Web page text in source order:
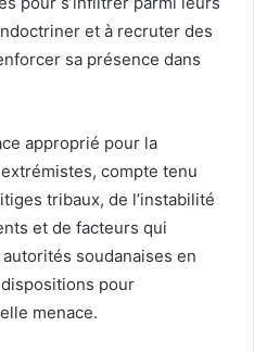
et à recruter des
sa présence dans
approprié pour la
compte tenu
tribaux, de l’instabilité
et de facteurs qui
soudanaises en
pour
menace.